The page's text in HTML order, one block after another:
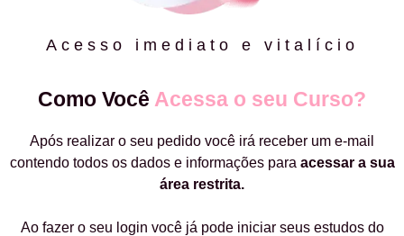
Acesso imediato e vitalício
Como Você Acessa o seu Curso?
Após realizar o seu pedido você irá receber um e-mail
contendo todos os dados e informações para acessar a sua
área restrita.
Ao fazer o seu login você já pode iniciar seus estudos do